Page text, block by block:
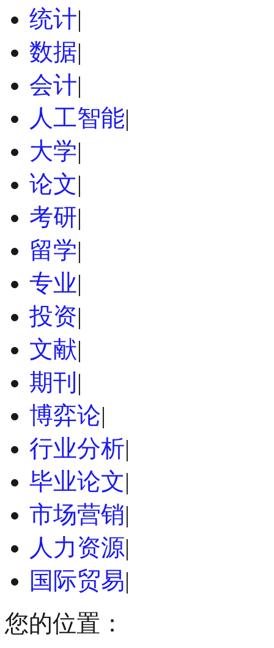
统计|
数据|
会计|
人工智能|
大学|
论文|
考研|
留学|
专业|
投资|
文献|
期刊 |
博弈论|
行业分析|
毕业论文|
市场营销|
人力资源|
国际贸易|
您的位置：